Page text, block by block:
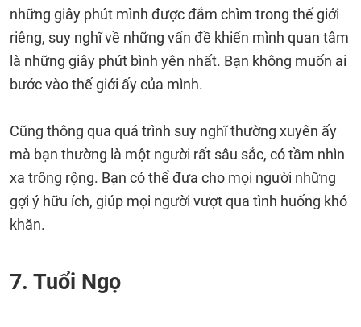
những giây phút mình được đắm chìm trong thế giới
riêng, suy nghĩ về những vấn đề khiến mình quan tâm
là những giây phút bình yên nhất. Bạn không muốn ai
bước vào thế giới ấy của mình.
Cũng thông qua quá trình suy nghĩ thường xuyên ấy
mà bạn thường là một người rất sâu sắc, có tầm nhìn
xa trông rộng. Bạn có thể đưa cho mọi người những
gợi ý hữu ích, giúp mọi người vượt qua tình huống khó
khăn.
7. Tuổi Ngọ